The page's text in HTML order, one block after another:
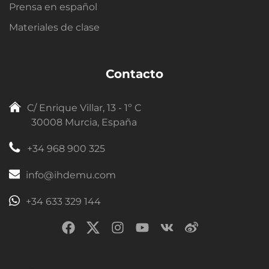
Prensa en español
Materiales de clase
Contacto
C/ Enrique Villar, 13 - 1º C
30008 Murcia, España
+34 968 900 325
info@ihdemu.com
+34 633 329 144